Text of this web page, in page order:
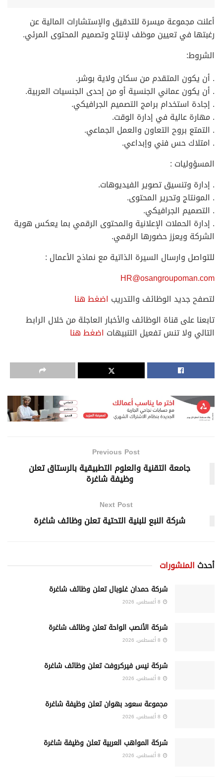
أعلنت مجموعة ميسرة للتدقيق والإستشارات المالية عن
رغبتها في تعيين موظف لإنتاج وتصميم المحتوى المرئي.
الشروط:
. أن يكون المتقدم من سكان ولاية بوشر.
. أن يكون عماني الجنسية أو من إحدى الجنسيات العربية.
. إجادة استخدام برامج التصميم الجرافيكي.
. مهارة عالية في إدارة الوقت.
. التمتع بروح التعاون والعمل الجماعي.
. امتلاك حس فني وإبداعي.
المسؤوليات :
. إدارة وتنسيق تصوير الفيديوهات.
. المونتاج وتحرير المحتوى.
. التصميم الجرافيكي.
. إدارة الحملات الإعلانية والمحتوى الرقمي بما يعكس هوية
الشركة ويعزز حضورها الرقمي.
للتواصل وارسال السيرة الذاتية مع نماذج الأعمال :
HR@osangroupoman.com
لتصفح جديد الوظائف والتدريب اضغط هنا
تابعنا على قناة الوظائف والأخبار العاجلة من خلال الرابط
التالي ولا تنسَ تفعيل التنبيهات اضغط هنا
Previous Post
جامعة التقنية والعلوم التطبيقية بالرستاق تعلن
وظيفة شاغرة
Next Post
شركة النبع للبنية التحتية تعلن وظائف شاغرة
أحدث المنشورات
شركة حمدان غلوبال تعلن وظائف شاغرة
شركة الأنصب الواحة تعلن وظائف شاغرة
شركة نيس فيركروفت تعلن وظائف شاغرة
مجموعة سعود بهوان تعلن وظيفة شاغرة
شركة المواهب العربية تعلن وظيفة شاغرة